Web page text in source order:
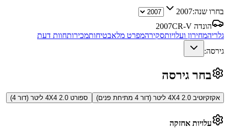
בחרו שנה:2007
הונדה CR-V
2007
גלריהמחירון ועלויותסקירהמפרט מלאבטיחותמכירותחוות דעת
גירסה:
בחר גירסה
אקזקיוטיב 4X4 2.0 ליטר (דור 4 מתיחת פנים) ספורט 4X4 2.0 ליטר (דור 4)
עלויות אחזקה